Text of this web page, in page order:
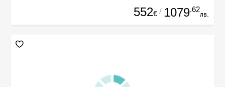
552€ / 1079.62
лв.